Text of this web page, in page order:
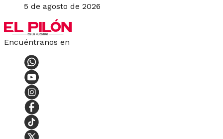
5 de agosto de 2026
Encuéntranos en